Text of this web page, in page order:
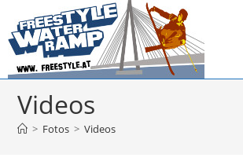
Inhalt
springen
Videos
> Fotos > Videos